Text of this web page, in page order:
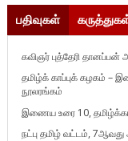
பதிவுகள்
கவிஞர் புத்தேரி தானப்பன்
தமிழ்க் காப்புக் கழகம்
நூலரங்கம்
இணைய உரை 10,
நட்பு தமிழ் வட்டம்,